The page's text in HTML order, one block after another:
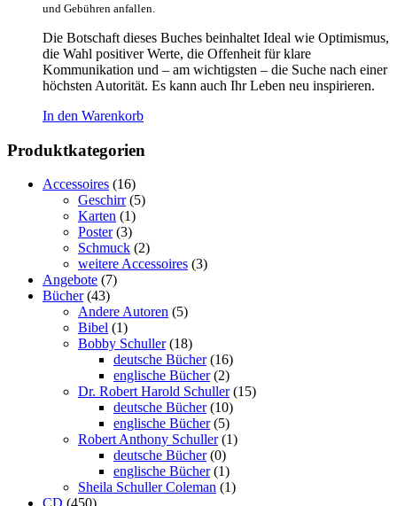
und Gebühren anfallen.
Die Botschaft dieses Buches beinhaltet Ideal wie Optimismus,
die Wahl positiver Werte, die Offenheit für klare
Kommunikation und – am wichtigsten – die Suche nach einer
höchsten Autorität. Es kann auch Ihr Leben neu inspirieren.
In den Warenkorb
Produktkategorien
Accessoires (16)
Geschirr (5)
Karten (1)
Poster (3)
Schmuck (2)
weitere Accessoires (3)
Angebote (7)
Bücher (43)
Andere Autoren (5)
Bibel (1)
Bobby Schuller (18)
deutsche Bücher (16)
englische Bücher (2)
Dr. Robert Harold Schuller (15)
deutsche Bücher (10)
englische Bücher (5)
Robert Anthony Schuller (1)
deutsche Bücher (0)
englische Bücher (1)
Sheila Schuller Coleman (1)